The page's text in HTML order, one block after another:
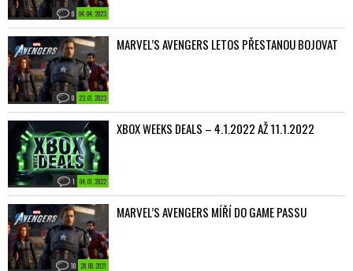
04. 04. 2023
0
23. 01. 2023
0
MARVEL’S AVENGERS LETOS PŘESTANOU BOJOVAT
04. 01. 2022
1
XBOX WEEKS DEALS – 4.1.2022 AŽ 11.1.2022
28. 09. 2021
10
MARVEL’S AVENGERS MÍŘÍ DO GAME PASSU